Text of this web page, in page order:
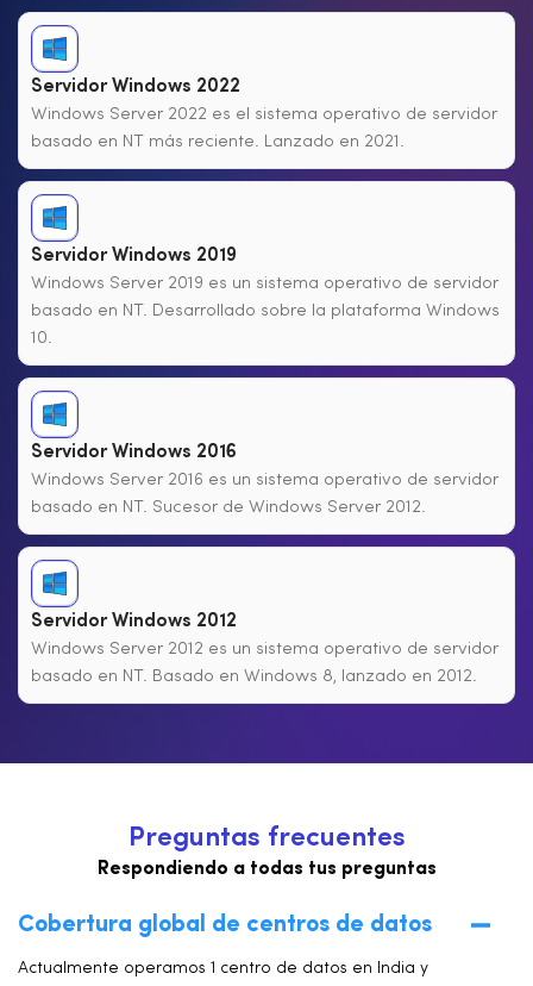
Servidor Windows 2022
Windows Server 2022 es el sistema operativo de servidor
basado en NT más reciente. Lanzado en 2021.
Servidor Windows 2019
Windows Server 2019 es un sistema operativo de servidor
basado en NT. Desarrollado sobre la plataforma Windows
10.
Servidor Windows 2016
Windows Server 2016 es un sistema operativo de servidor
basado en NT. Sucesor de Windows Server 2012.
Servidor Windows 2012
Windows Server 2012 es un sistema operativo de servidor
basado en NT. Basado en Windows 8, lanzado en 2012.
Preguntas frecuentes
Respondiendo a todas tus preguntas
Cobertura global de centros de datos
Actualmente operamos 1 centro de datos en India y